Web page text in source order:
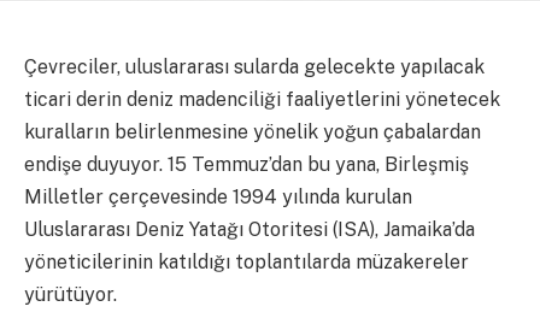
Çevreciler, uluslararası sularda gelecekte yapılacak
ticari derin deniz madenciliği faaliyetlerini yönetecek
kuralların belirlenmesine yönelik yoğun çabalardan
endişe duyuyor. 15 Temmuz’dan bu yana, Birleşmiş
Milletler çerçevesinde 1994 yılında kurulan
Uluslararası Deniz Yatağı Otoritesi (ISA), Jamaika’da
yöneticilerinin katıldığı toplantılarda müzakereler
yürütüyor.